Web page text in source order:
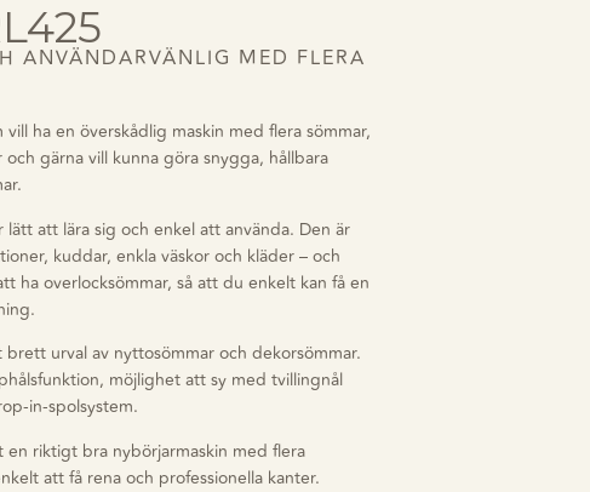
ANVÄNDARVÄNLIG MED FLERA
ha en överskådlig maskin med flera sömmar,
gärna vill kunna göra snygga, hållbara
lätt att lära sig och enkel att använda. Den är
kuddar, enkla väskor och kläder – och
ha overlocksömmar, så att du enkelt kan få en
urval av nyttosömmar och dekorsömmar.
möjlighet att sy med tvillingnål
in-spolsystem.
en riktigt bra nybörjarmaskin med flera
att få rena och professionella kanter.